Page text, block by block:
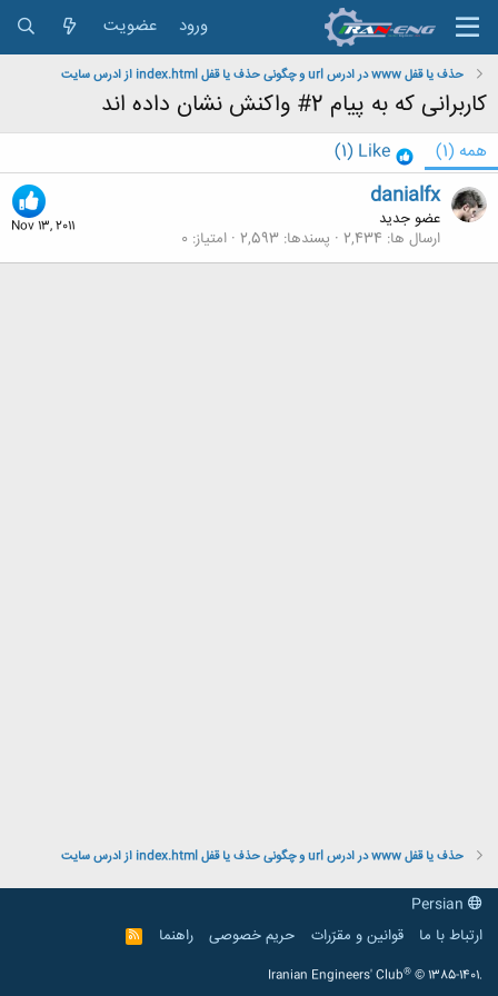
ورود عضویت
حذف یا قفل www در ادرس url و چگونی حذف یا قفل index.html از ادرس سایت
کاربرانی که به پیام 2# واکنش نشان داده اند
همه (1)
Like
(1)
Nov 13, 2011
danialfx
عضو جدید
ارسال ها 2,434 پسندها 2,593 امتیاز 0
حذف یا قفل www در ادرس url و چگونی حذف یا قفل index.html از ادرس سایت
ارتباط با ما
قوانین و مقرّرات حریم خصوصی راهنما
R
S
Iranian Engineers' Club® © 1385-1401.